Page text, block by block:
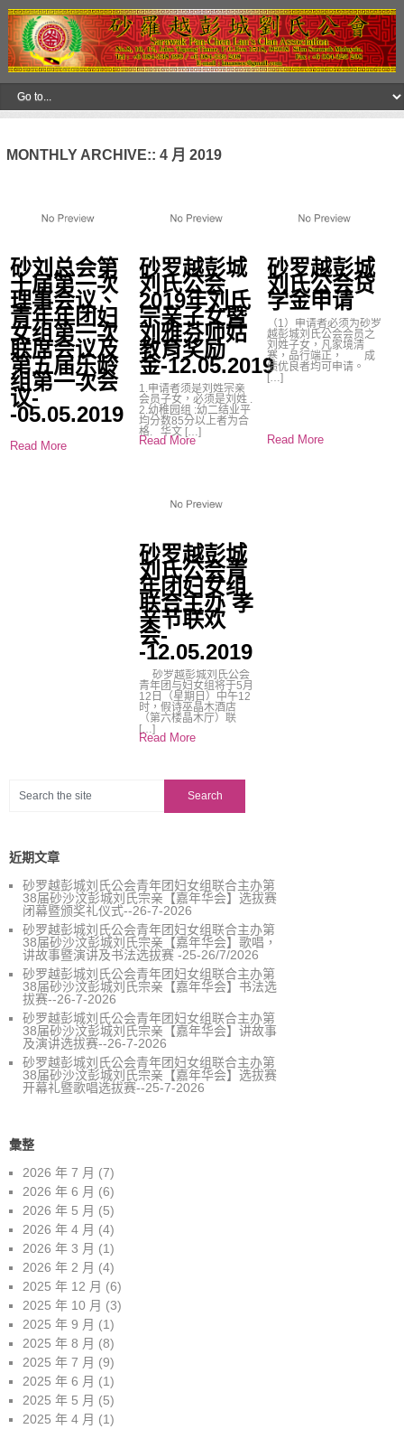
MONTHLY ARCHIVE:: 4 月 2019
砂刘总会第
十届第一次
理事会议、
青年年团妇
女组第一次
联席会议及
第五届乐龄
组第一次会
议-
-05.05.2019
Read More
砂罗越彭城
刘氏公会
2019年刘氏
宗亲子女暨
刘雅芬师姑
教育奖励
金-12.05.2019
1.申请者须是刘姓宗亲
会员子女，必须是刘姓 .
2.幼稚园组 :幼二结业平
均分数85分以上者为合
格. 华文 […]
Read More
砂罗越彭城
刘氏公会贷
学金申请
（1）申请者必须为砂罗
越彭城刘氏公会会员之
刘姓子女，凡家境清
寒，品行端正， 成
绩优良者均可申请。
[…]
Read More
砂罗越彭城
刘氏公会青
年团妇女组
联合主办 孝
亲节联欢
会-
-12.05.2019
砂罗越彭城刘氏公会
青年团与妇女组将于5月
12日（星期日）中午12
时，假诗巫晶木酒店
（第六楼晶木厅）联
[…]
Read More
近期文章
砂罗越彭城刘氏公会青年团妇女组联合主办第
38届砂沙汶彭城刘氏宗亲【嘉年华会】选拔赛
闭幕暨颁奖礼仪式--26-7-2026
砂罗越彭城刘氏公会青年团妇女组联合主办第
38届砂沙汶彭城刘氏宗亲【嘉年华会】歌唱，
讲故事暨演讲及书法选拔赛 -25-26/7/2026
砂罗越彭城刘氏公会青年团妇女组联合主办第
38届砂沙汶彭城刘氏宗亲【嘉年华会】书法选
拔赛--26-7-2026
砂罗越彭城刘氏公会青年团妇女组联合主办第
38届砂沙汶彭城刘氏宗亲【嘉年华会】讲故事
及演讲选拔赛--26-7-2026
砂罗越彭城刘氏公会青年团妇女组联合主办第
38届砂沙汶彭城刘氏宗亲【嘉年华会】选拔赛
开幕礼暨歌唱选拔赛--25-7-2026
彙整
2026 年 7 月 (7)
2026 年 6 月 (6)
2026 年 5 月 (5)
2026 年 4 月 (4)
2026 年 3 月 (1)
2026 年 2 月 (4)
2025 年 12 月 (6)
2025 年 10 月 (3)
2025 年 9 月 (1)
2025 年 8 月 (8)
2025 年 7 月 (9)
2025 年 6 月 (1)
2025 年 5 月 (5)
2025 年 4 月 (1)